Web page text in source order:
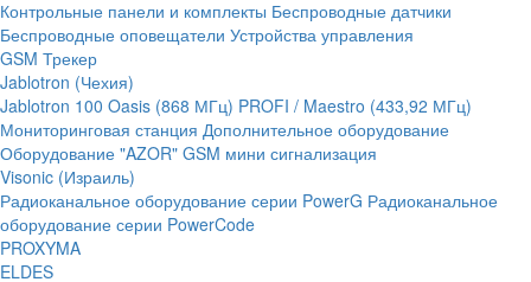
Контрольные панели и комплекты Беспроводные датчики
Беспроводные оповещатели Устройства управления
GSM Трекер
Jablotron (Чехия)
Jablotron 100 Oasis (868 МГц) PROFI / Maestro (433,92 МГц)
Мониторинговая станция Дополнительное оборудование
Оборудование "AZOR" GSM мини сигнализация
Visonic (Израиль)
Радиоканальное оборудование серии PowerG Радиоканальное
оборудование серии PowerCode
PROXYMA
ELDES